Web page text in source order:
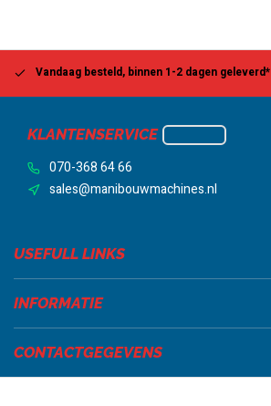
Vandaag besteld, binnen 1-2 dagen geleverd*
KLANTENSERVICE
070-368 64 66
sales@manibouwmachines.nl
USEFULL LINKS
INFORMATIE
CONTACTGEGEVENS